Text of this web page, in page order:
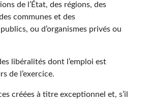
de l’État, des régions, des
communes et des
ou d’organismes privés ou
libéralités dont l’emploi est
de l’exercice.
créées à titre exceptionnel et, s’il